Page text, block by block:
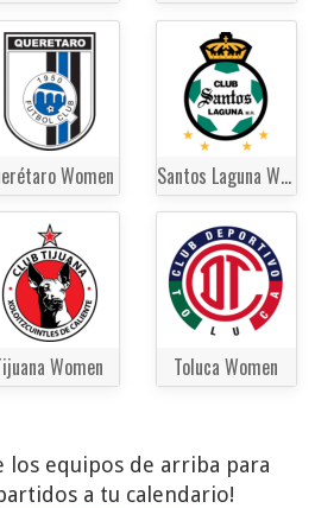
Women Santos Laguna Women
Women Toluca Women
los equipos de arriba para
a tu calendario!